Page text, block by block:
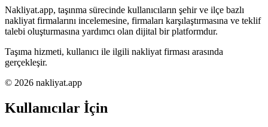
Nakliyat.app, taşınma sürecinde kullanıcıların şehir ve ilçe bazlı
nakliyat firmalarını incelemesine, firmaları karşılaştırmasına ve teklif
talebi oluşturmasına yardımcı olan dijital bir platformdur.
Taşıma hizmeti, kullanıcı ile ilgili nakliyat firması arasında
gerçekleşir.
© 2026 nakliyat.app
Kullanıcılar İçin